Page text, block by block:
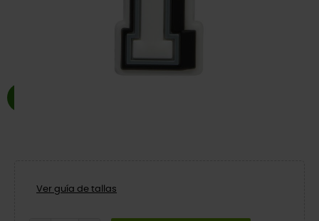
Ver guía de tallas